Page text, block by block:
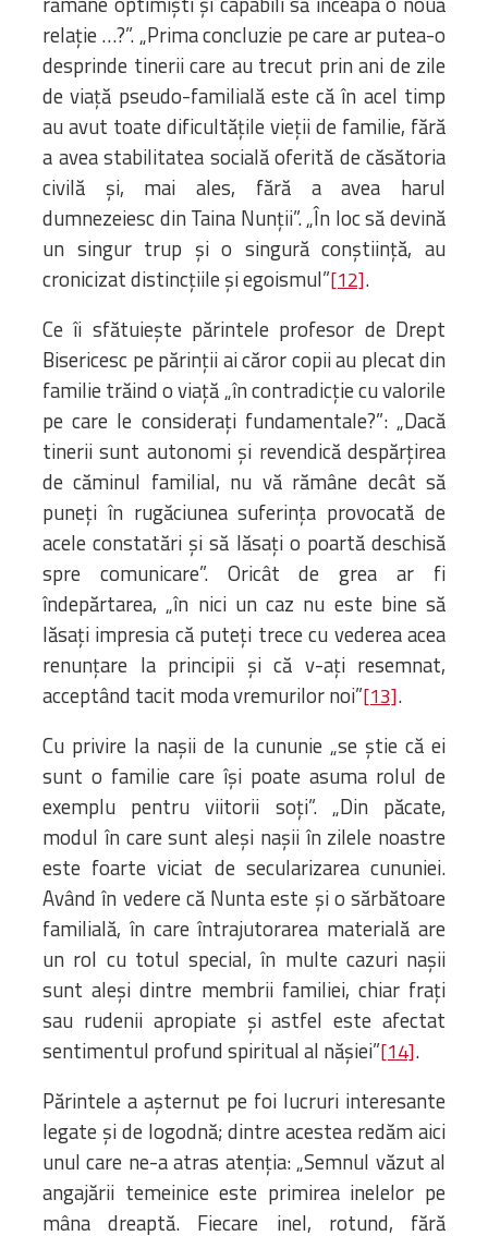
relație …?”. „Prima concluzie pe care ar putea-o
desprinde tinerii care au trecut prin ani de zile
de viață pseudo-familială este că în acel timp
au avut toate dificultățile vieții de familie, fără
a avea stabilitatea socială oferită de căsătoria
civilă și, mai ales, fără a avea harul
dumnezeiesc din Taina Nunții”. „În loc să devină
un singur trup și o singură conștiință, au
cronicizat distincțiile și egoismul”[12].
Ce îi sfătuiește părintele profesor de Drept
Bisericesc pe părinții ai căror copii au plecat din
familie trăind o viață „în contradicție cu valorile
pe care le considerați fundamentale?”: „Dacă
tinerii sunt autonomi și revendică despărțirea
de căminul familial, nu vă rămâne decât să
puneți în rugăciunea suferința provocată de
acele constatări și să lăsați o poartă deschisă
spre comunicare”. Oricât de grea ar fi
îndepărtarea, „în nici un caz nu este bine să
lăsați impresia că puteți trece cu vederea acea
renunțare la principii și că v-ați resemnat,
acceptând tacit moda vremurilor noi”[13].
Cu privire la nașii de la cununie „se știe că ei
sunt o familie care își poate asuma rolul de
exemplu pentru viitorii soți”. „Din păcate,
modul în care sunt aleși nașii în zilele noastre
este foarte viciat de secularizarea cununiei.
Având în vedere că Nunta este și o sărbătoare
familială, în care întrajutorarea materială are
un rol cu totul special, în multe cazuri nașii
sunt aleși dintre membrii familiei, chiar frați
sau rudenii apropiate și astfel este afectat
sentimentul profund spiritual al nășiei”[14].
Părintele a așternut pe foi lucruri interesante
legate și de logodnă; dintre acestea redăm aici
unul care ne-a atras atenția: „Semnul văzut al
angajării temeinice este primirea inelelor pe
mâna dreaptă. Fiecare inel, rotund, fără